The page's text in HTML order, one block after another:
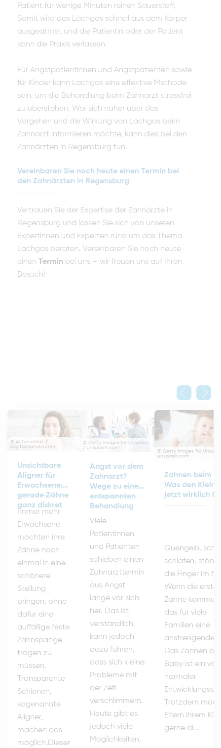
Patient für wenige Minuten reinen Sauerstoff.
Somit wird das Lachgas schnell aus dem Körper
ausgeatmet und die Patientin oder der Patient
kann die Praxis verlassen.
Für Angstpatientinnen und Angstpatienten sowie
für Kinder kann Lachgas eine effektive Methode
sein, um die Behandlung beim Zahnarzt stressfrei
zu überstehen. Wer sich näher über das
Vorgehen und die Wirkung von Lachgas beim
Zahnarzt informieren möchte, kann dies bei den
Zahnärzten in Regensburg tun.
Vereinbaren Sie noch heute einen Termin bei
den Zahnärzten in Regensburg
Vertrauen Sie der Expertise der Zahnärzte in
Regensburg und lassen Sie sich von unseren
Expertinnen und Experten rund um das Thema
Lachgas beraten. Vereinbaren Sie noch heute
einen Termin bei uns – wir freuen uns auf Ihren
Besuch!
© AntonioDiaz /
bigstockphoto.com
Unsichtbare
Aligner für
Erwachsene:
gerade Zähne
ganz diskret
Immer mehr
Erwachsene
möchten ihre
Zähne noch
einmal in eine
schönere
Stellung
bringen, ohne
dafür eine
auffällige feste
Zahnspange
tragen zu
müssen.
Transparente
Schienen,
sogenannte
Aligner,
machen das
möglich.Dieser
© Getty Images for Unsplash
/ unsplash.com
Angst vor dem
Zahnarzt?
Wege zu einer
entspannten
Behandlung
Viele
Patientinnen
und Patienten
schieben einen
Zahnarzttermin
aus Angst
lange vor sich
her. Das ist
verständlich,
kann jedoch
dazu führen,
dass sich kleine
Probleme mit
der Zeit
verschlimmern.
Heute gibt es
jedoch viele
Möglichkeiten,
© Getty Images for
unsplash.com
Zahnen beim
Was den
jetzt wirklich
Quengeln,
schlafen,
die Finger im
Wenn die
Zähne
das für viele
Familien eine
anstrengende
Das Zahnen
Baby ist ein
normaler
Trotzdem
Eltern ihrem
gerne di...